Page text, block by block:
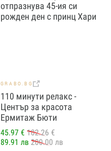
отпразнува 45-ия си
рожден ден с принц Хари
GRABO.BG
110 минути релакс -
Център за красота
Ермитаж Бюти
45.97 € 102.26 €
89.91 лв 200.00 лв